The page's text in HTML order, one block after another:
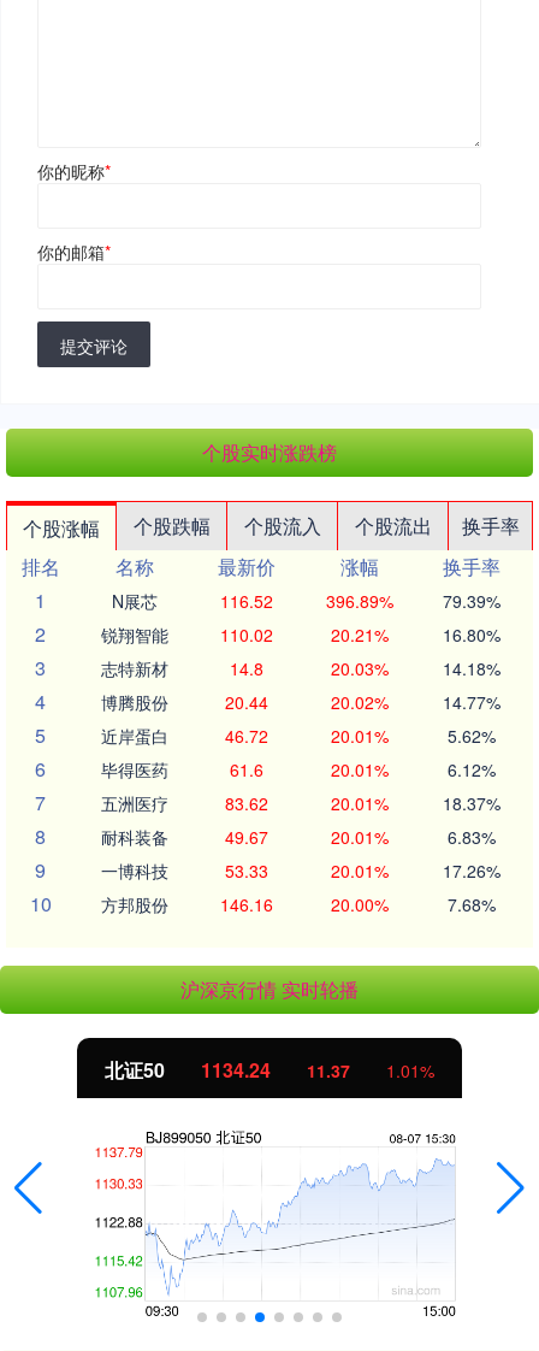
你的昵称*
你的邮箱*
提交评论
个股实时涨跌榜
个股涨幅 个股跌幅 个股流入 个股流出
换手率
排名
名称 最新价 涨幅
换手率
1
N展芯 116.52 396.89% 79.39%
2 锐翔智能 110.02 20.21% 16.80%
3 志特新材 14.8 20.03% 14.18%
4 博腾股份 20.44 20.02% 14.77%
5 近岸蛋白 46.72 20.01% 5.62%
6 毕得医药 61.6 20.01% 6.12%
7 五洲医疗 83.62 20.01% 18.37%
8 耐科装备 49.67 20.01% 6.83%
9 一博科技 53.33 20.01% 17.26%
10 方邦股份 146.16 20.00% 7.68%
沪深京行情 实时轮播
北证50 1134.24 11.37 1.01%